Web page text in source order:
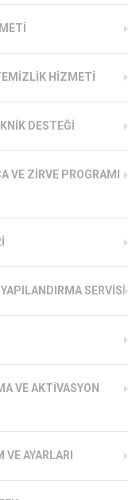
HIZMETI
DESTEĞI
VE ZIRVE PROGRAMI
SERVISI
VE AKTIVASYON
AYARLARI